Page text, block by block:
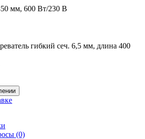
гибкий сеч. 6,5 мм, длина 400
(0)